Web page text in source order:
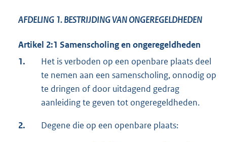
AFDELING 1.BESTRIJDING VAN ONGEREGELDHEDEN
Artikel 2:1 Samenscholing en ongeregeldheden
1.
Het is verboden op een openbare plaats deel
te nemen aan een samenscholing, onnodig op
te dringen of door uitdagend gedrag
aanleiding te geven tot ongeregeldheden.
2. Degene die op een openbare plaats: